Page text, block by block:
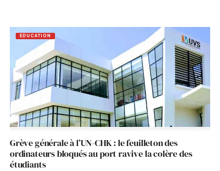
EDUCATION
Grève générale à l’UN-CHK : le feuilleton des
ordinateurs bloqués au port ravive la colère des
étudiants